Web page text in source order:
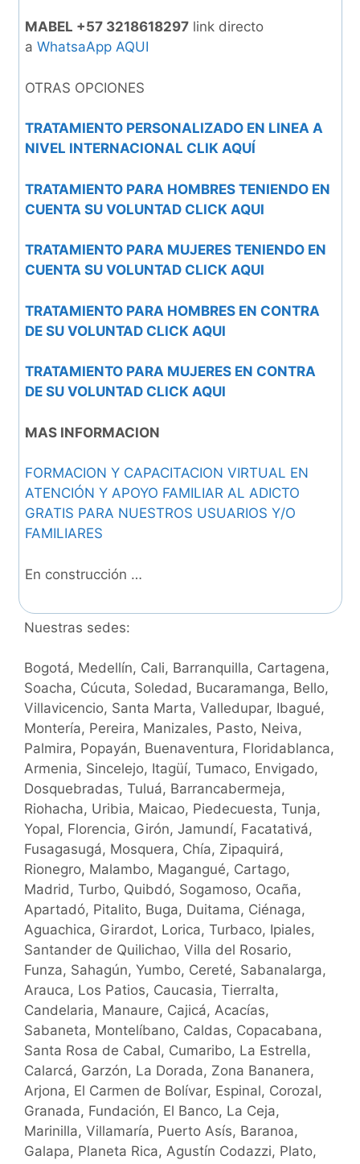
MABEL +57 3218618297 link directo
a WhatsaApp AQUI
OTRAS OPCIONES
TRATAMIENTO PERSONALIZADO EN LINEA A
NIVEL INTERNACIONAL CLIK AQUÍ
TRATAMIENTO PARA HOMBRES TENIENDO EN
CUENTA SU VOLUNTAD CLICK AQUI
TRATAMIENTO PARA MUJERES TENIENDO EN
CUENTA SU VOLUNTAD CLICK AQUI
TRATAMIENTO PARA HOMBRES EN CONTRA
DE SU VOLUNTAD CLICK AQUI
TRATAMIENTO PARA MUJERES EN CONTRA
DE SU VOLUNTAD CLICK AQUI
MAS INFORMACION
FORMACION Y CAPACITACION VIRTUAL EN
ATENCIÓN Y APOYO FAMILIAR AL ADICTO
GRATIS PARA NUESTROS USUARIOS Y/O
FAMILIARES
En construcción …
Nuestras sedes:
Bogotá, Medellín, Cali, Barranquilla, Cartagena,
Soacha, Cúcuta, Soledad, Bucaramanga, Bello,
Villavicencio, Santa Marta, Valledupar, Ibagué,
Montería, Pereira, Manizales, Pasto, Neiva,
Palmira, Popayán, Buenaventura, Floridablanca,
Armenia, Sincelejo, Itagüí, Tumaco, Envigado,
Dosquebradas, Tuluá, Barrancabermeja,
Riohacha, Uribia, Maicao, Piedecuesta, Tunja,
Yopal, Florencia, Girón, Jamundí, Facatativá,
Fusagasugá, Mosquera, Chía, Zipaquirá,
Rionegro, Malambo, Magangué, Cartago,
Madrid, Turbo, Quibdó, Sogamoso, Ocaña,
Apartadó, Pitalito, Buga, Duitama, Ciénaga,
Aguachica, Girardot, Lorica, Turbaco, Ipiales,
Santander de Quilichao, Villa del Rosario,
Funza, Sahagún, Yumbo, Cereté, Sabanalarga,
Arauca, Los Patios, Caucasia, Tierralta,
Candelaria, Manaure, Cajicá, Acacías,
Sabaneta, Montelíbano, Caldas, Copacabana,
Santa Rosa de Cabal, Cumaribo, La Estrella,
Calarcá, Garzón, La Dorada, Zona Bananera,
Arjona, El Carmen de Bolívar, Espinal, Corozal,
Granada, Fundación, El Banco, La Ceja,
Marinilla, Villamaría, Puerto Asís, Baranoa,
Galapa, Planeta Rica, Agustín Codazzi, Plato,